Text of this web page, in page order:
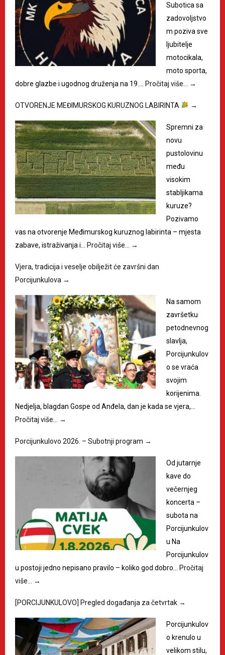
Subotica sa
zadovoljstvo
m poziva sve
ljubitelje
motocikala,
moto sporta,
dobre glazbe i ugodnog druženja na 19.…
Pročitaj više… →
OTVORENJE MEĐIMURSKOG KURUZNOG LABIRINTA →
Spremni za
novu
pustolovinu
među
visokim
stabljikama
kuruze?
Pozivamo
vas na otvorenje Međimurskog kuruznog labirinta – mjesta
zabave, istraživanja i…
Pročitaj više… →
Vjera, tradicija i veselje obilježit će završni dan
Porcijunkulova →
Na samom
završetku
petodnevnog
slavlja,
Porcijunkulov
o se vraća
svojim
korijenima.
Nedjelja, blagdan Gospe od Anđela, dan je kada se vjera,…
Pročitaj više…
→
Porcijunkulovo 2026. – Subotnji program →
Od jutarnje
kave do
večernjeg
koncerta –
subota na
Porcijunkulov
u Na
Porcijunkulov
u postoji jedno nepisano pravilo – koliko god dobro…
Pročitaj
više…
→
[PORCIJUNKULOVO] Pregled događanja za četvrtak →
Porcijunkulov
o krenulo u
velikom stilu,